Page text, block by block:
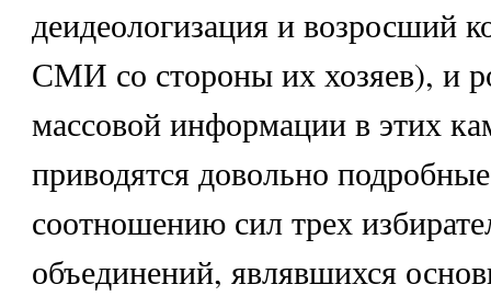
деидеологизация и возросший
СМИ со стороны их хозяев), и
массовой информации в этих
приводятся довольно
соотношению сил трех
объединений, являвшихся